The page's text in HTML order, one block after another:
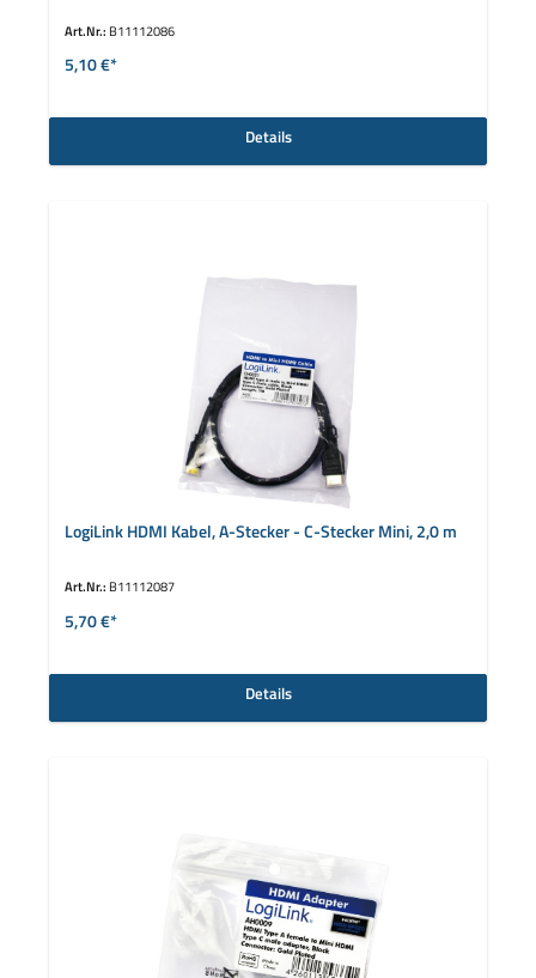
Art.Nr.: B11112086
5,10 €*
Details
LogiLink HDMI Kabel, A-Stecker - C-Stecker Mini, 2,0 m
Art.Nr.: B11112087
5,70 €*
Details